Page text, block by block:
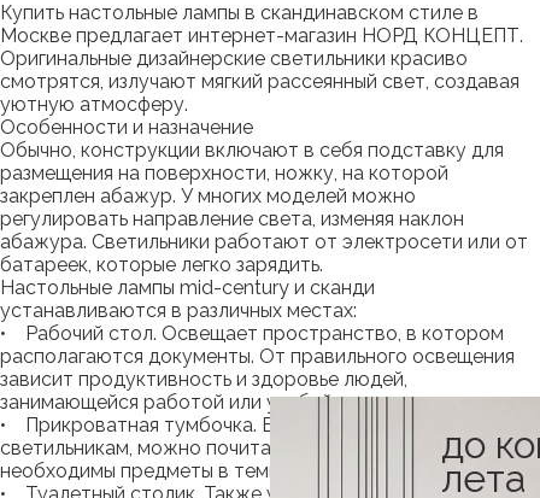
Купить настольные лампы в скандинавском стиле в
Москве предлагает интернет-магазин НОРД КОНЦЕПТ.
Оригинальные дизайнерские светильники красиво
смотрятся, излучают мягкий рассеянный свет, создавая
уютную атмосферу.
Особенности и назначение
Обычно, конструкции включают в себя подставку для
размещения на поверхности, ножку, на которой
закреплен абажур. У многих моделей можно
регулировать направление света, изменяя наклон
абажура. Светильники работают от электросети или от
батареек, которые легко зарядить.
Настольные лампы mid-century и сканди
устанавливаются в различных местах:
• Рабочий стол. Освещает пространство, в котором
располагаются документы. От правильного освещения
зависит продуктивность и здоровье людей,
занимающейся работой или учебой.
• Прикроватная тумбочка. Благодаря настольным
светильникам, можно почитать в постели, найти
необходимы предметы в темное время суток.
до
лета